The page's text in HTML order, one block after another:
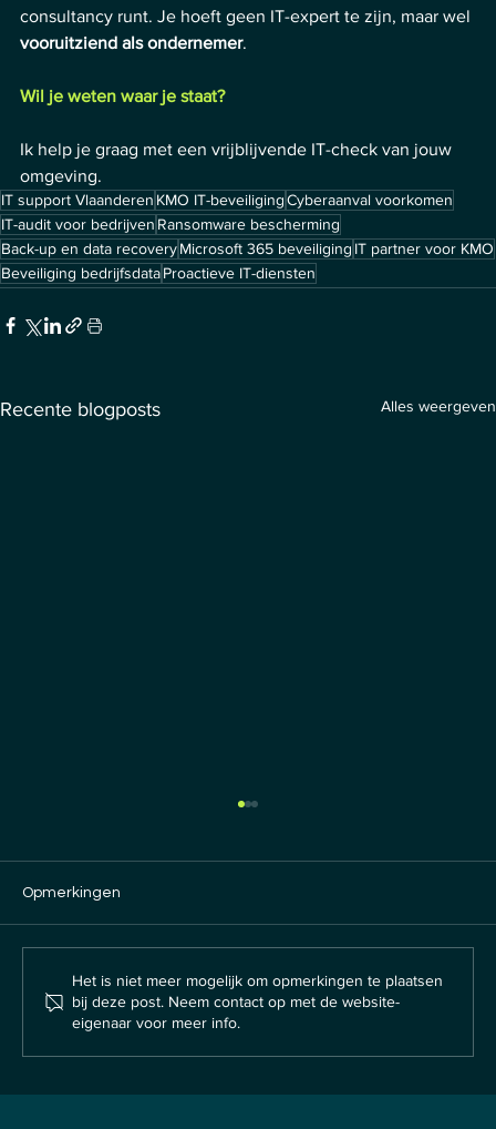
consultancy runt. Je hoeft geen IT-expert te zijn, maar wel
vooruitziend als ondernemer.
Wil je weten waar je staat?
Ik help je graag met een vrijblijvende IT-check van jouw
omgeving.
IT support Vlaanderen KMO IT-beveiligingCyberaanval voorkomen
IT-audit voor bedrijven Ransomware bescherming
Back-up en data recoveryMicrosoft 365 beveiliging IT partner voor KMO
Beveiliging bedrijfsdataProactieve IT-diensten
Recente blogposts Alles weergeven
10 IT-fouten die KMO’s vandaag nog
Opmerkingen
Het is niet meer mogelijk om opmerkingen te plaatsen
bij deze post. Neem contact op met de website-
eigenaar voor meer info.